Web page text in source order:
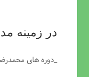
در زمینه
_دوره های